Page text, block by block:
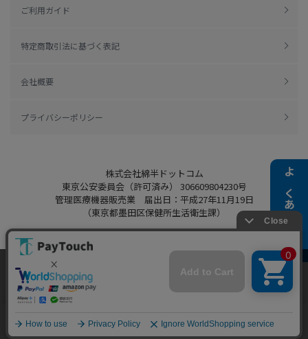
よくある質問
ご利用ガイド
特定商取引法に基づく表記
会社概要
プライバシーポリシー
株式会社綿半ドットコム
東京公安委員会（許可済み） 306609804230号
管理医療機器販売業 届出日：平成27年11月19日
（東京都墨田区保健所生活衛生課）
Copyright 2022
Powered by Watahan Partners Co., Ltd.
当ウェブサイトでは、お客様により良いサービス
をご提供するため、クッキーを利用しています。
サイト利用を継続することにより、クッキーの使
細はこちら」をご覧ください。
同意する